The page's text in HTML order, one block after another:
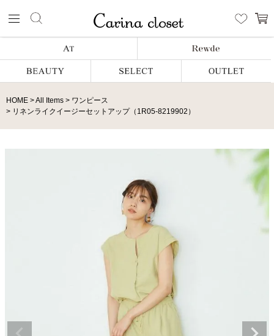
HOME All Items
ワンピース
リネンライクイージーセットアップ（1R05-8219902）